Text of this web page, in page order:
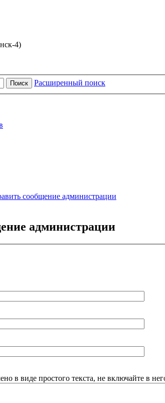
4)
Поиск Расширенный поиск
сообщение администрации
администрации
в виде простого текста, не включайте в